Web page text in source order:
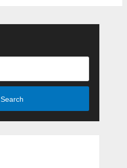
Search